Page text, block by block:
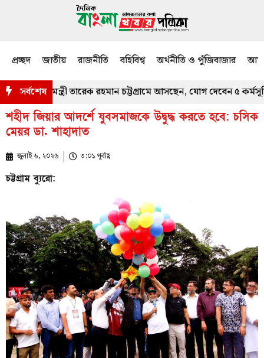
প্রচ্ছদ জাতীয় রাজনীতি বহিবিশ্ব অর্থনীতি ও পুঁজিবাজার
সর্বশেষ
প্রধানমন্ত্রী তারেক রহমান চট্টগ্রামে আসছেন, যোগ দেবেন ৫ কর্মসূচিতে
শহীদ জিয়ার আদর্শে যুবসমাজকে উদ্বুদ্ধ করতে হবে: চসিক
মেয়র ডা. শাহাদাত
জুলাই ৬, ২০২৬ ৩:০১ পূর্বাহ্ণ
চট্টগ্রাম ব্যুরো: